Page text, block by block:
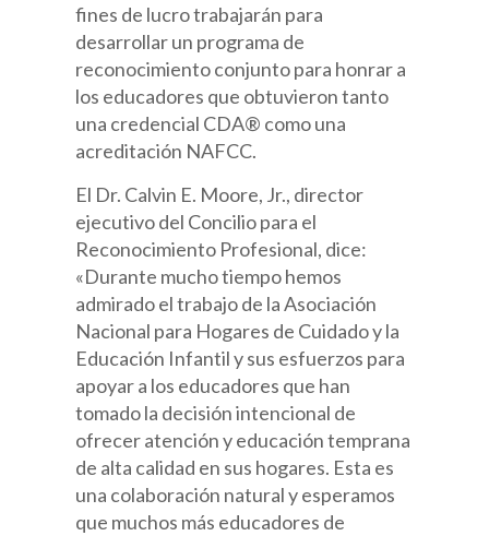
fines de lucro trabajarán para
desarrollar un programa de
reconocimiento conjunto para honrar a
los educadores que obtuvieron tanto
una credencial CDA® como una
acreditación NAFCC.
El Dr. Calvin E. Moore, Jr., director
ejecutivo del Concilio para el
Reconocimiento Profesional, dice:
«Durante mucho tiempo hemos
admirado el trabajo de la Asociación
Nacional para Hogares de Cuidado y la
Educación Infantil y sus esfuerzos para
apoyar a los educadores que han
tomado la decisión intencional de
ofrecer atención y educación temprana
de alta calidad en sus hogares. Esta es
una colaboración natural y esperamos
que muchos más educadores de